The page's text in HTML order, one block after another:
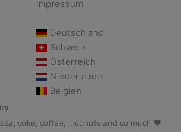
Impressum
Deutschland
Schweiz
Österreich
Niederlande
Belgien
coke, coffee, .. donuts and so much ♥